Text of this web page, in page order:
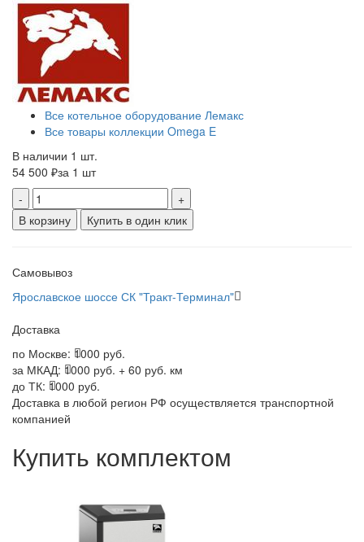
Все котельное оборудование Лемакс
Все товары коллекции Omega E
В наличии 1 шт.
54 500 ₽за 1 шт
-
+
В корзину
Купить в один клик
Самовывоз
Ярославское шоссе СК "Тракт-Терминал"
Доставка
по Москве: 1000 руб.
за МКАД: 1000 руб. + 60 руб. км
до ТК: 1000 руб.
Доставка в любой регион РФ осуществляется транспортной
компанией
Купить комплектом